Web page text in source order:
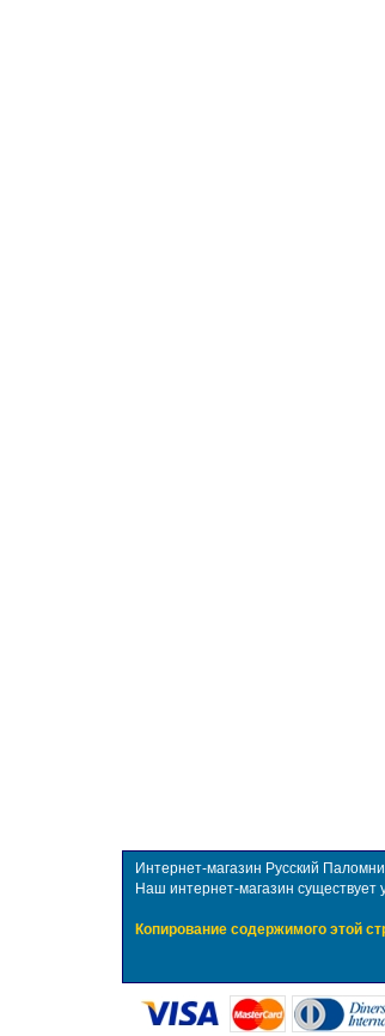
Интернет-магазин Русский
Наш интернет-магазин существует
Копирование содержимого этой